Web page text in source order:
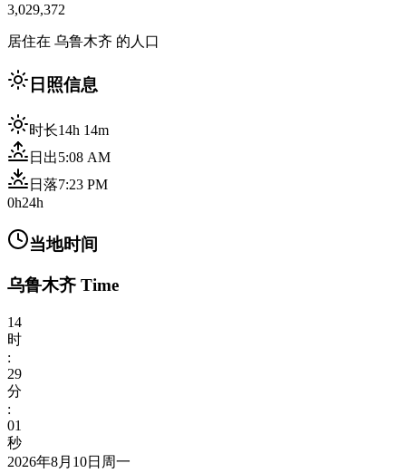
3,029,372
居住在 乌鲁木齐 的人口
日照信息
时长14h 14m
日出5:08 AM
日落7:23 PM
0h24h
当地时间
乌鲁木齐 Time
14
时
:
29
分
:
03
秒
2026年8月10日周一